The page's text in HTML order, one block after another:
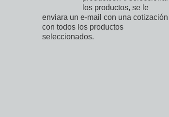
los productos, se le
enviara un e-mail con una cotización
con todos los productos
seleccionados.